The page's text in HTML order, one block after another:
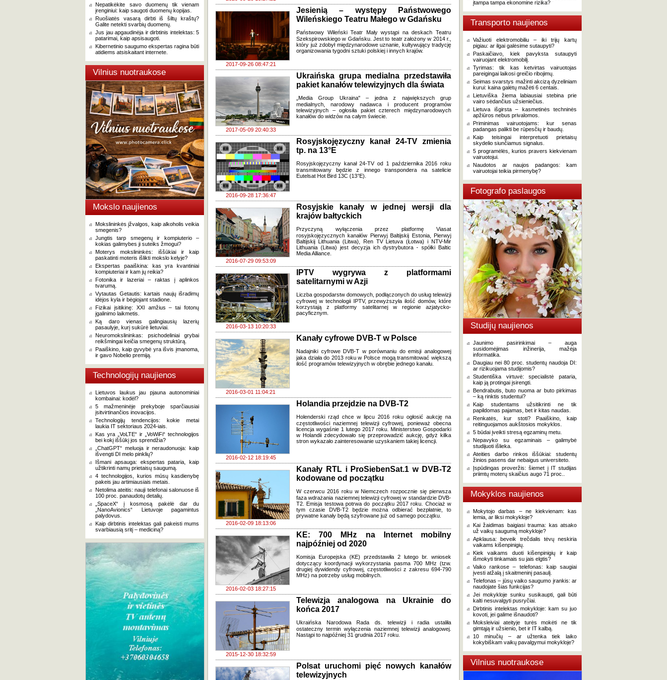
Nepatikėkite savo duomenų tik vienam
įrenginiui: kaip saugoti duomenų kopijas.
Ruošiatės vasarą dirbti iš šiltų kraštų?
Galite netekti svarbių duomenų.
Jus jau apgaudinėja ir dirbtinis intelektas: 5
patarimai, kaip apsisaugoti.
Kibernetinio saugumo ekspertas ragina būti
atidiems atsiskaitant internete.
Vilnius nuotraukose
Mokslo naujienos
Mokslininkės įžvalgos, kaip alkoholis veikia
smegenis?
Jungtis tarp smegenų ir kompiuterio –
kokias galimybes ji suteiks žmogui?
Moterys mokslininkės: iššūkiai ir kaip
paskatinti moteris išlikti mokslo kelyje?
Ekspertas paaiškina: kas yra kvantiniai
kompiuteriai ir kam jų reikia?
Fotonika ir lazeriai – raktas į aplinkos
tvarumą.
Vytautas Getautis: kartais naujų išradimų
idėjos kyla ir bėgiojant stadione.
Fizikai įsitikinę: XXI amžius – tai fotonų
įgalinimo laikmetis.
Ką daro vienas galingiausių lazerių
pasaulyje, kurį sukūrė lietuviai.
Neuromokslininkas: psichodeliniai grybai
reikšmingai keičia smegenų struktūrą.
Paaiškino, kaip gyvybė yra išvis įmanoma,
ir gavo Nobelio premiją.
Technologijų naujienos
Lietuvos laukus jau pjauna autonominiai
kombainai: kodėl?
5 mažmeninėje prekyboje sparčiausiai
įsitvirtinančios inovacijos.
Technologijų tendencijos: kokie metai
laukia IT sektoriaus 2024-iais.
Kas yra „VoLTE“ ir „VoWiFi“ technologijos
bei kokį iššūkį jos sprendžia?
„ChatGPT“ meluoja ir neraudonuoja: kaip
išvengti DI melo pinklių?
Išmani apsauga: ekspertas pataria, kaip
užtikrinti namų prietaisų saugumą.
4 technologijos, kurios mūsų kasdienybę
pakeis jau artimiausiais metais.
Netolima ateitis: nauji telefonai salonuose iš
100 proc. panaudotų detalių.
„SpaceX“ į kosmosą pakėlė dar du
„NanoAvionics“ Lietuvoje pagamintus
palydovus.
Kaip dirbtinis intelektas gali pakeisti mums
svarbiausią sritį – mediciną?
2017-09-26 08:47:21
Jesienią – występy Państwowego
Wileńskiego Teatru Małego w Gdańsku
Państwowy Wileński Teatr Mały wystąpi na deskach Teatru
Szekspirowskiego w Gdańsku. Jest to teatr założony w 2014 r.,
który już zdobył międzynarodowe uznanie, kultywujący tradycję
organizowania tygodni sztuki polskiej i innych krajów.
2017-05-09 20:40:33
Ukraińska grupa medialna przedstawiła
pakiet kanałów telewizyjnych dla świata
„Media Group Ukraina" – jedna z największych grup
medialnych, narodowy nadawca i producent programów
telewizyjnych – ogłosiła pakiet czterech międzynarodowych
kanałów do widzów na całym świecie.
2016-09-28 17:36:47
Rosyjskojęzyczny kanał 24-TV zmienia
tp. na 13°E
Rosyjskojęzyczny kanał 24-TV od 1 października 2016 roku
transmitowany będzie z innego transpondera na satelicie
Eutelsat Hot Bird 13C (13°E).
2016-07-29 09:53:09
Rosyjskie kanały w jednej wersji dla
krajów bałtyckich
Przyczyną wyłączenia przez platformę Viasat
rosyjskojęzycznych kanałów Pierwyj Baltijskij Estonia, Pierwyj
Baltijskij Lithuania (Litwa), Ren TV Lietuva (Łotwa) i NTV-Mir
Lithuania (Litwa) jest decyzja ich dystrybutora - spółki Baltic
Media Alliance.
2016-03-13 10:20:33
IPTV wygrywa z platformami
satelitarnymi w Azji
Liczba gospodarstw domowych, podłączonych do usług telewizji
cyfrowej w technologii IPTV, przewyższyła ilość domów, które
korzystają z platformy satelitarnej w regionie azjatycko-
pacyficznym.
2016-03-01 11:04:21
Kanały cyfrowe DVB-T w Polsce
Nadajniki cyfrowe DVB-T w porównaniu do emisji analogowej
jaka działa do 2013 roku w Polsce mogą transmitować większą
ilość programów telewizyjnych w obrębie jednego kanału.
2016-02-12 18:19:45
Holandia przejdzie na DVB-T2
Holenderski rząd chce w lipcu 2016 roku ogłosić aukcję na
częstotliwości naziemnej telewizji cyfrowej, ponieważ obecna
licencja wygaśnie 1 lutego 2017 roku. Ministerstwo Gospodarki
w Holandii zdecydowało się przeprowadzić aukcję, gdyż kilka
stron wykazało zainteresowanie uzyskaniem takiej licencji.
2016-02-09 18:13:06
Kanały RTL i ProSiebenSat.1 w DVB-T2
kodowane od początku
W czerwcu 2016 roku w Niemczech rozpocznie się pierwsza
faza wdrażania naziemnej telewizji cyfrowej w standardzie DVB-
T2. Emisja testowa potrwa do początku 2017 roku. Chociaż w
tym czasie DVB-T2 będzie można odbierać bezpłatnie, to
prywatne kanały będą szyfrowane już od samego początku.
2016-02-03 18:27:15
KE: 700 MHz na Internet mobilny
najpóźniej od 2020
Komisja Europejska (KE) przedstawiła 2 lutego br. wniosek
dotyczący koordynacji wykorzystania pasma 700 MHz (tzw.
drugiej dywidendy cyfrowej, częstotliwości z zakresu 694-790
MHz) na potrzeby usług mobilnych.
2015-12-30 18:32:59
Telewizja analogowa na Ukrainie do
końca 2017
Ukraińska Narodowa Rada ds. telewizji i radia ustaliła
ostateczny termin wyłączenia naziemnej telewizji analogowej.
Nastąpi to najpóźniej 31 grudnia 2017 roku.
Polsat uruchomi pięć nowych kanałów
telewizyjnych
įtampa tampa ekonomine rizika?
Transporto naujienos
Važiuoti elektromobiliu – iki trijų kartų
pigiau: ar ilgai galėsime sutaupyti?
Paskaičiavo, kiek pavyksta sutaupyti
vairuojant elektromobilį.
Tyrimas: tik kas ketvirtas vairuotojas
pareigingai laikosi greičio ribojimų.
Seimas svarstys mažinti akcizą dyzeliniam
kurui: kaina galėtų mažėti 6 centais.
Lietuviška žiema labiausiai stebina prie
vairo sėdančius užsieniečius.
Lietuva išgirsta – kasmetinės techninės
apžiūros nebus privalomos.
Priminimas vairuotojams: kur senas
padangas palikti be rūpesčių ir baudų.
Kaip teisingai interpretuoti prietaisų
skydelio siunčiamus signalus.
5 programėlės, kurios pravers kiekvienam
vairuotojui.
Naudotos ar naujos padangos: kam
vairuotojai teikia pirmenybę?
Fotografo paslaugos
Studijų naujienos
Jaunimo pasirinkimai – auga
susidomėjimas inžinerija, mažėja
informatika.
Daugiau nei 80 proc. studentų naudoja DI:
ar rizikuojama studijomis?
Studentiška virtuvė: specialistė pataria,
kaip ją protingai įsirengti.
Bendrabutis, buto nuoma ar buto pirkimas
– ką rinktis studentui?
Kaip studentams užsitikrinti ne tik
papildomas pajamas, bet ir kitas naudas.
Renkatės, kur stoti? Paaiškino, kaip
reitinguojamos aukštosios mokyklos.
5 būdai įveikti stresą egzaminų metu.
Nepavyko su egzaminais – galimybė
studijuoti išlieka.
Ateities darbo rinkos iššūkiai: studentų
žinios pasens dar nebaigus universiteto.
Įspūdingas proveržis: šiemet į IT studijas
priimtų moterų skaičius augo 71 proc..
Mokyklos naujienos
Mokytojo darbas – ne kiekvienam: kas
lemia, ar liksi mokykloje?
Kai žaidimas baigiasi trauma: kas atsako
už vaikų saugumą mokykloje?
Apklausa: beveik trečdalis tėvų neskiria
vaikams kišenpinigių.
Kiek vaikams duoti kišenpinigių ir kaip
išmokyti tinkamais su jais elgtis?
Vaiko rankose – telefonas: kaip saugiai
įvesti atžalą į skaitmeninį pasaulį.
Telefonas – jūsų vaiko saugumo įrankis: ar
naudojate šias funkcijas?
Jei mokykloje sunku susikaupti, gali būti
kalti nesuvalgyti pusryčiai.
Dirbtinis intelektas mokykloje: kam su juo
kovoti, jei galime išnaudoti?
Moksleiviai ateityje turės mokėti ne tik
gimtąją ir užsienio, bet ir IT kalbą.
10 minučių – ar užtenka tiek laiko
kokybiškam vaikų pavalgymui mokykloje?
Vilnius nuotraukose